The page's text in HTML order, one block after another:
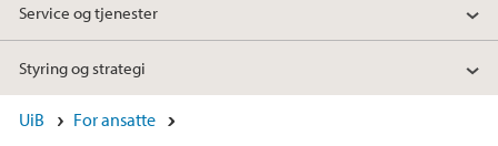
Service og tjenester
Styring og strategi
UiB For ansatte